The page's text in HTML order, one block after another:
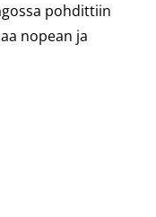
pohdittiin
nopean ja